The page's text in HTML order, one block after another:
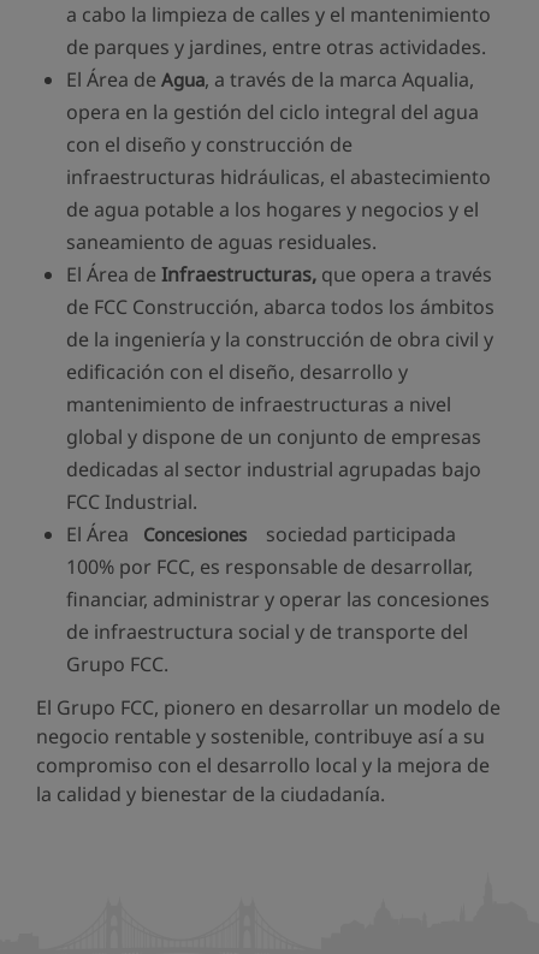
a cabo la limpieza de calles y el mantenimiento
de parques y jardines, entre otras actividades.
El Área de Agua, a través de la marca Aqualia,
opera en la gestión del ciclo integral del agua
con el diseño y construcción de
infraestructuras hidráulicas, el abastecimiento
de agua potable a los hogares y negocios y el
saneamiento de aguas residuales.
El Área de Infraestructuras, que opera a través
de FCC Construcción, abarca todos los ámbitos
de la ingeniería y la construcción de obra civil y
edificación con el diseño, desarrollo y
mantenimiento de infraestructuras a nivel
global y dispone de un conjunto de empresas
dedicadas al sector industrial agrupadas bajo
FCC Industrial.
El Área Concesiones
sociedad participada
100% por FCC, es responsable de desarrollar,
financiar, administrar y operar las concesiones
de infraestructura social y de transporte del
Grupo FCC.
El Grupo FCC, pionero en desarrollar un modelo de
negocio rentable y sostenible, contribuye así a su
compromiso con el desarrollo local y la mejora de
la calidad y bienestar de la ciudadanía.